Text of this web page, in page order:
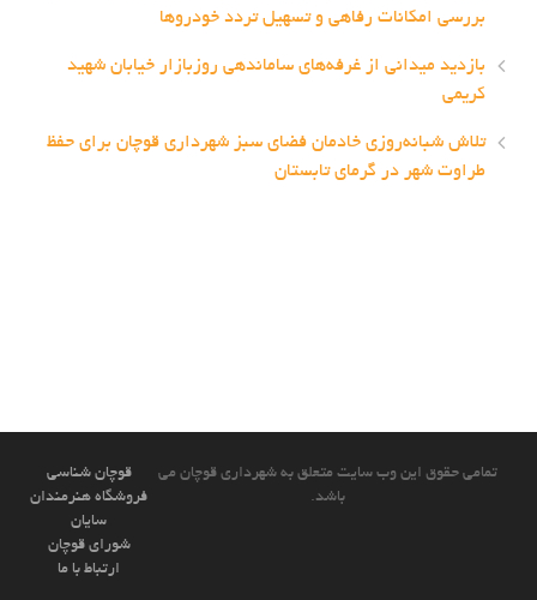
بررسی امکانات رفاهی و تسهیل تردد خودروها
بازدید میدانی از غرفه‌های ساماندهی روزبازار خیابان شهید
کریمی
تلاش شبانه‌روزی خادمان فضای سبز شهرداری قوچان برای حفظ
طراوت شهر در گرمای تابستان
قوچان شناسی
فروشگاه هنرمندان
سایان
شورای قوچان
ارتباط با ما
تمامی حقوق این وب سایت متعلق به شهرداری قوچان می
باشد.